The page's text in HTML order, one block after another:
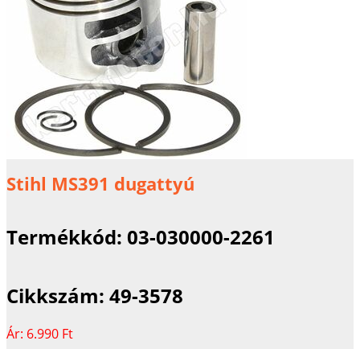
Stihl MS391 dugattyú
Termékkód: 03-030000-2261
Cikkszám: 49-3578
Ár: 6.990 Ft